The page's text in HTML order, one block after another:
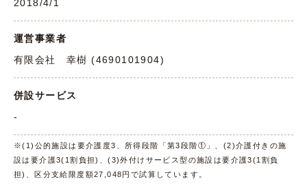
2018/4/1
運営事業者
有限会社 幸樹 (4690101904)
併設サービス
-
※(1)公的施設は要介護度3、所得段階「第3段階①」、(2)介護付きの施
設は要介護3(1割負担)、(3)外付けサービス型の施設は要介護3(1割負
担)、区分支給限度額27,048円で試算しています。